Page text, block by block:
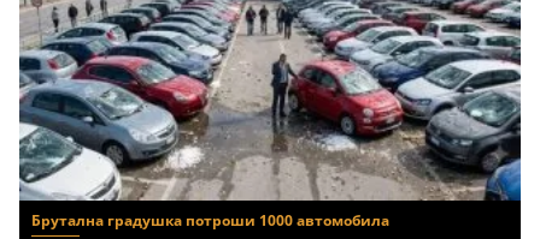
Брутална градушка потроши 1000 автомобила